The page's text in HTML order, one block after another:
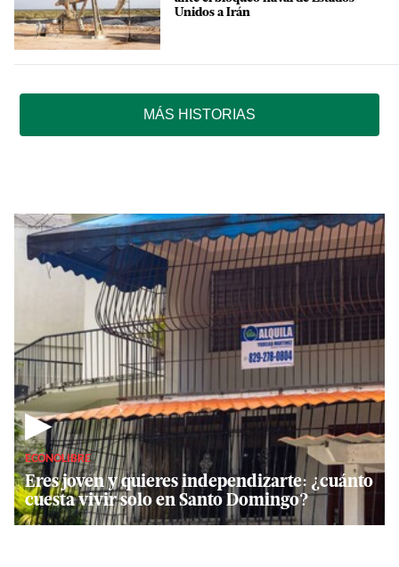
Unidos a Irán
MÁS HISTORIAS
▶
ECONOLIBRE
Eres joven y quieres independizarte: ¿cuánto
cuesta vivir solo en Santo Domingo?